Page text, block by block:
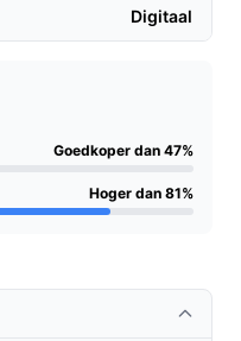
met jonge
een betrouwbare
te houden. Ook
kinderen hebben en
door de mogelijkheid
alternatieven
Digitaal
Goedkoper dan 47%
Hoger dan 81%